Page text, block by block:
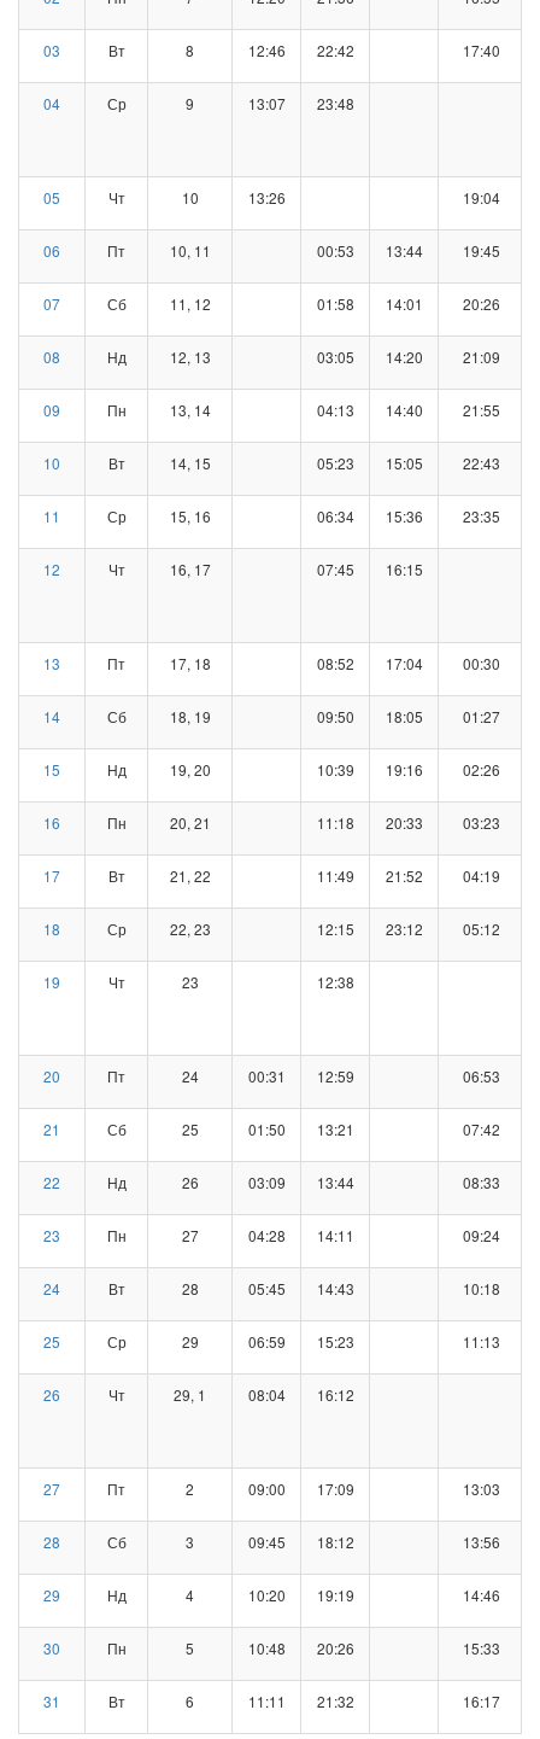
03 Вт 8 12:46 22:42 17:40
04 Ср 9 13:07 23:48
05 Чт 10 13:26 19:04
06 Пт 10, 11 00:53 13:44 19:45
07 Сб 11, 12 01:58 14:01 20:26
08 Нд 12, 13 03:05 14:20 21:09
09 Пн 13, 14 04:13 14:40 21:55
10 Вт 14, 15 05:23 15:05 22:43
11 Ср 15, 16 06:34 15:36 23:35
12 Чт 16, 17 07:45 16:15
13 Пт 17, 18 08:52 17:04 00:30
14 Сб 18, 19 09:50 18:05 01:27
15 Нд 19, 20 10:39 19:16 02:26
16 Пн 20, 21 11:18 20:33 03:23
17 Вт 21, 22 11:49 21:52 04:19
18 Ср 22, 23 12:15 23:12 05:12
19 Чт 23 12:38
20 Пт 24 00:31 12:59 06:53
21 Сб 25 01:50 13:21 07:42
22 Нд 26 03:09 13:44 08:33
23 Пн 27 04:28 14:11 09:24
24 Вт 28 05:45 14:43 10:18
25 Ср 29 06:59 15:23 11:13
26 Чт 29, 1 08:04 16:12
27 Пт 2 09:00 17:09 13:03
28 Сб 3 09:45 18:12 13:56
29 Нд 4 10:20 19:19 14:46
30 Пн 5 10:48 20:26 15:33
31 Вт 6 11:11 21:32 16:17